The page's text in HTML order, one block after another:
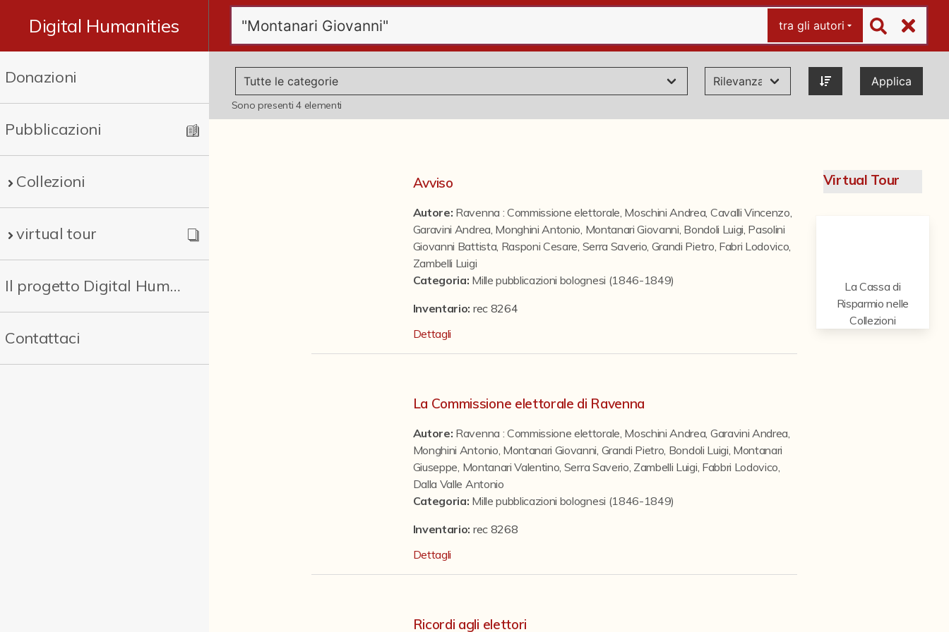
Digital Humanities
Donazioni
Pubblicazioni
Collezioni
virtual tour
Il progetto Digital Humanities
Contattaci
tra gli autori
Applica
Sono presenti4elementi
Avviso
Autore: Ravenna : Commissione elettorale, Moschini Andrea, Cavalli Vincenzo,
Garavini Andrea, Monghini Antonio, Montanari Giovanni, Bondoli Luigi, Pasolini
Giovanni Battista, Rasponi Cesare, Serra Saverio, Grandi Pietro, Fabri Lodovico,
Zambelli Luigi
Categoria: Mille pubblicazioni bolognesi (1846-1849)
Inventario: rec 8264
Dettagli
La Commissione elettorale di Ravenna
Autore: Ravenna : Commissione elettorale, Moschini Andrea, Garavini Andrea,
Monghini Antonio, Montanari Giovanni, Grandi Pietro, Bondoli Luigi, Montanari
Giuseppe, Montanari Valentino, Serra Saverio, Zambelli Luigi, Fabbri Lodovico,
Dalla Valle Antonio
Categoria: Mille pubblicazioni bolognesi (1846-1849)
Inventario: rec 8268
Dettagli
Ricordi agli elettori
Virtual Tour
La Cassa di
Risparmio nelle
Collezioni